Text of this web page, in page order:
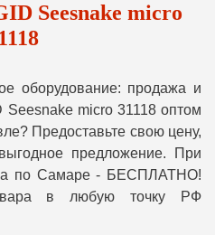
Seesnake micro
оборудование: продажа и
Seesnake micro 31118 оптом
Предоставьте свою цену,
предложение. При
по Самаре - БЕСПЛАТНО!
в любую точку РФ